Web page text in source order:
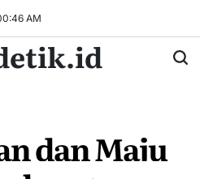
:47 AM
dan Maju